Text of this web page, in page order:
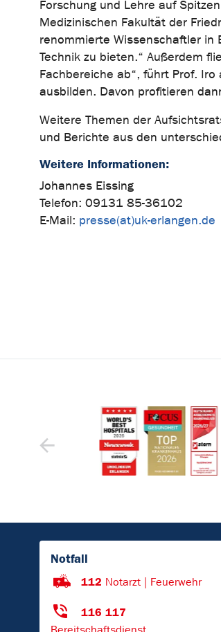
Forschung und Lehre auf
Medizinischen Fakultät der
renommierte Wissenschaftler in
Technik zu bieten.“ Außerdem
Fachbereiche ab“, führt Prof.
ausbilden. Davon profitieren
Weitere Themen der
und Berichte aus den
Weitere Informationen:
Johannes Eissing
Telefon: 09131 85-36102
E-Mail: presse(at)uk-erlangen.de
Notfall
112 Notarzt | Feuerwehr
116 117